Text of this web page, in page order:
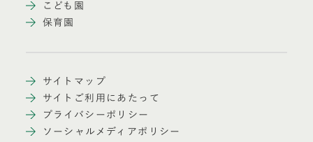
こども園
保育園
サイトマップ
サイトご利用にあたって
プライバシーポリシー
ソーシャルメディアポリシー